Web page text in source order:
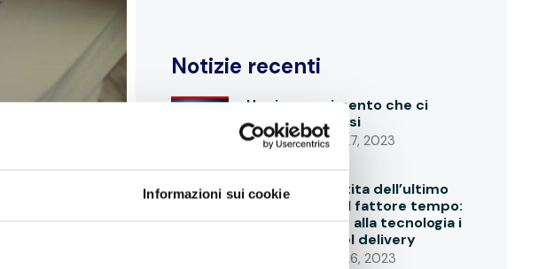
Informazioni sui cookie
anche
Notizie recenti
Un riconoscimento che ci
rende orgogliosi
SETTEMBRE 27, 2023
Vincere la partita dell’ultimo
miglio grazie al fattore tempo:
cosa chiedono alla tecnologia i
conducenti del delivery
SETTEMBRE 26, 2023